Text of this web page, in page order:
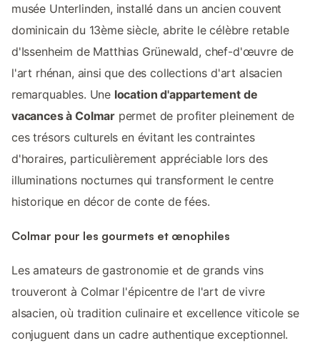
musée Unterlinden, installé dans un ancien couvent
dominicain du 13ème siècle, abrite le célèbre retable
d'Issenheim de Matthias Grünewald, chef-d'œuvre de
l'art rhénan, ainsi que des collections d'art alsacien
remarquables. Une location d'appartement de
vacances à Colmar permet de profiter pleinement de
ces trésors culturels en évitant les contraintes
d'horaires, particulièrement appréciable lors des
illuminations nocturnes qui transforment le centre
historique en décor de conte de fées.
Colmar pour les gourmets et œnophiles
Les amateurs de gastronomie et de grands vins
trouveront à Colmar l'épicentre de l'art de vivre
alsacien, où tradition culinaire et excellence viticole se
conjuguent dans un cadre authentique exceptionnel.